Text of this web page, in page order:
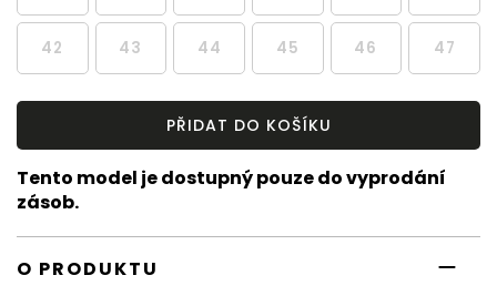
42 43 44 45 46 47
PŘIDAT DO KOŠÍKU
Tento model je dostupný pouze do vyprodání
zásob.
O PRODUKTU